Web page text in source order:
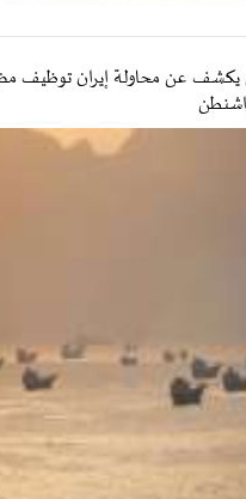
عن محاولة إيران توظيف